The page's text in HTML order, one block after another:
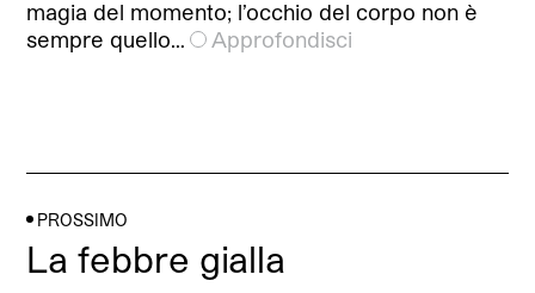
magia del momento; l’occhio del corpo non è
sempre quello…
Approfondisci
PROSSIMO
La febbre gialla